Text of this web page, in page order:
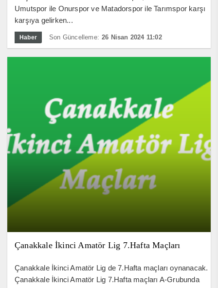
Umutspor ile Onurspor ve Matadorspor ile Tarımspor karşı
karşıya gelirken...
Haber Son Güncelleme: 26 Nisan 2024 11:02
Çanakkale İkinci Amatör Lig 7.Hafta Maçları
Çanakkale İkinci Amatör Lig de 7.Hafta maçları oynanacak.
Çanakkale İkinci Amatör Lig 7.Hafta maçları A-Grubunda